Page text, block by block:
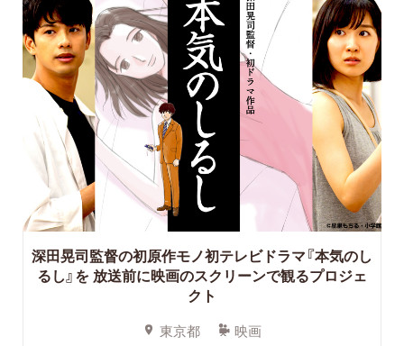
深田晃司監督の初原作モノ初テレビドラマ『本気のし
るし』を 放送前に映画のスクリーンで観るプロジェ
クト
東京都 映画